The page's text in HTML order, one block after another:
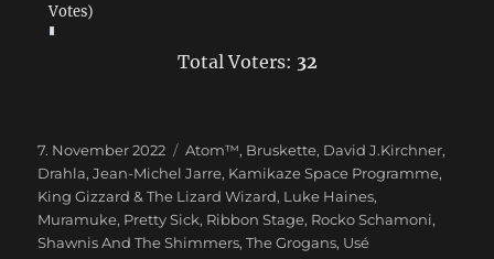
Votes)
Total Voters: 32
Veröffentlicht
am
7. November 2022 Schlagwörter
Atom™, Bruskette, David J.Kirchner,
Drahla,Jean-Michel Jarre, Kamikaze Space Programme,
King Gizzard & The Lizard Wizard, Luke Haines,
Muramuke, Pretty Sick, Ribbon Stage, Rocko Schamoni,
Shawnis And The Shimmers,The Grogans, Usé